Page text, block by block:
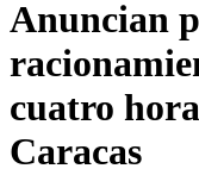
Anuncian
cuatro
Caracas